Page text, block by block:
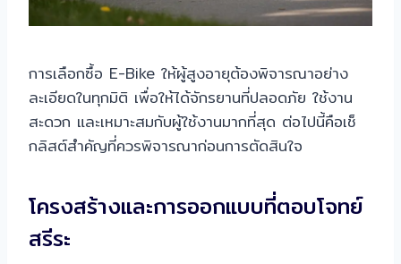
การเลือกซื้อ E-Bike ให้ผู้สูงอายุต้องพิจารณาอย่าง
ละเอียดในทุกมิติ เพื่อให้ได้จักรยานที่ปลอดภัย ใช้งาน
สะดวก และเหมาะสมกับผู้ใช้งานมากที่สุด ต่อไปนี้คือเช็
กลิสต์สำคัญที่ควรพิจารณาก่อนการตัดสินใจ
โครงสร้างและการออกแบบที่ตอบโจทย์
สรีระ